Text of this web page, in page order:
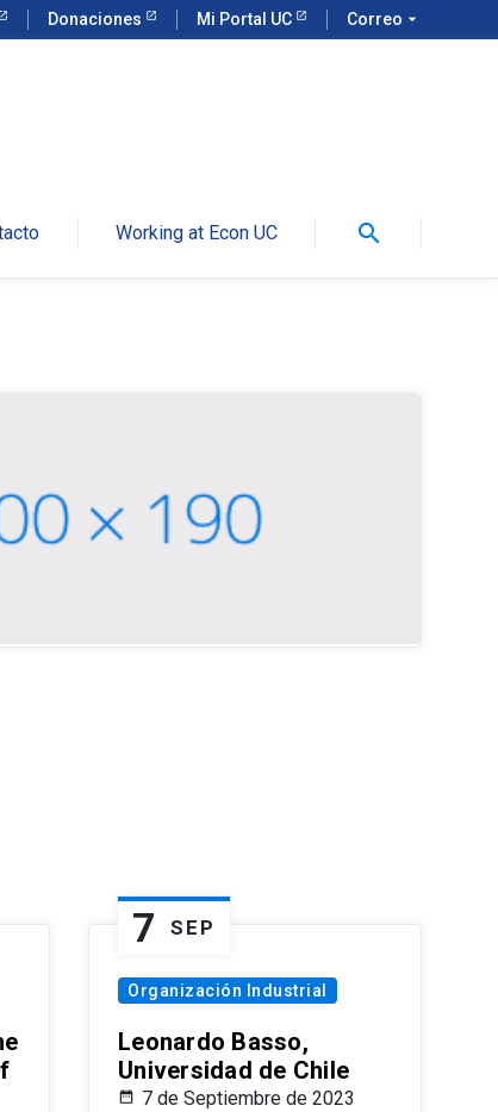
Donaciones Mi Portal UC Correo arrow_drop_down
Working at Econ UC search
7 SEP
Organización Industrial
Leonardo Basso,
Universidad de Chile
7 de Septiembre de 2023